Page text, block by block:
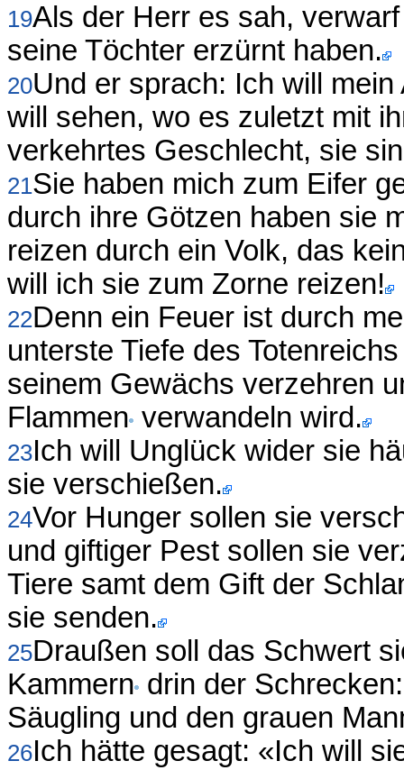
19Als der Herr es sah,
seine Töchter erzürnt haben.
20Und er sprach: Ich will
will sehen, wo es zuletzt mit
verkehrtes Geschlecht, sie
21Sie haben mich zum Eifer
durch ihre Götzen haben sie
reizen durch ein Volk, das
will ich sie zum Zorne reizen!
22Denn ein Feuer ist durch
unterste Tiefe des
seinem Gewächs verzehren
Flammen verwandeln wird.
23Ich will Unglück wider sie
sie verschießen.
24Vor Hunger sollen sie
und giftiger Pest sollen sie
Tiere samt dem Gift der
sie senden.
25Draußen soll das Schwert
Kammern drin der
Säugling und den grauen
26Ich hätte gesagt: «Ich will